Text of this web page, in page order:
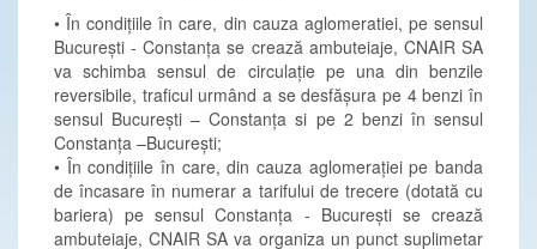
• În condițiile în care, din cauza aglomeratiei, pe sensul
București - Constanța se crează ambuteiaje, CNAIR SA
va schimba sensul de circulație pe una din benzile
reversibile, traficul urmând a se desfășura pe 4 benzi în
sensul București – Constanța si pe 2 benzi în sensul
Constanța –București;
• În condițiile în care, din cauza aglomerației pe banda
de încasare în numerar a tarifului de trecere (dotată cu
bariera) pe sensul Constanța - București se crează
ambuteiaje, CNAIR SA va organiza un punct suplimetar